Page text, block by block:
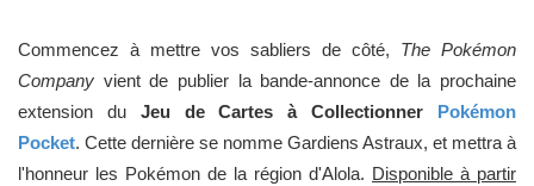
Commencez à mettre vos sabliers de côté, The Pokémon
Company vient de publier la bande-annonce de la prochaine
extension du Jeu de Cartes à Collectionner Pokémon
Pocket. Cette dernière se nomme Gardiens Astraux, et mettra à
l'honneur les Pokémon de la région d'Alola. Disponible à partir